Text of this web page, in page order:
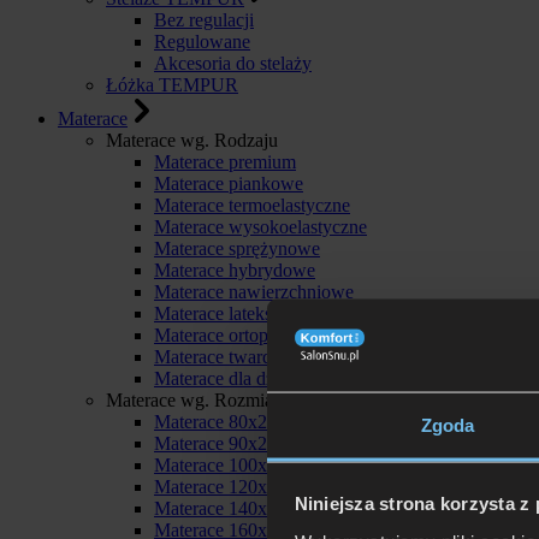
Zgoda
Niniejsza strona korzysta z
Bez regulacji
Regulowane
Akcesoria do stelaży
Łóżka TEMPUR
Materace
Materace wg. Rodzaju
Materace premium
Materace piankowe
Materace termoelastyczne
Materace wysokoelastyczne
Materace sprężynowe
Materace hybrydowe
Materace nawierzchniowe
Materace lateksowe
Materace ortopedyczne
Materace twarde
Materace dla dzieci
Materace wg. Rozmiaru
Materace 80x200
Materace 90x200
Materace 100x200
Materace 120x200
Materace 140x200
Materace 160x200